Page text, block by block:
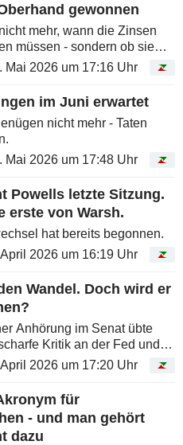
gewonnen
mehr, wann die Zinsen
müssen - sondern ob sie
werden müssen.
Mai 2026 um 17:16 Uhr
im Juni erwartet
nicht mehr - Taten
Mai 2026 um 17:48 Uhr
Powells letzte Sitzung.
erste von Warsh.
hat bereits begonnen.
2026 um 16:19 Uhr
Wandel. Doch wird er
Anhörung im Senat übte
Kritik an der Fed und
brauche einen
2026 um 17:20 Uhr
für
- und man gehört
dazu